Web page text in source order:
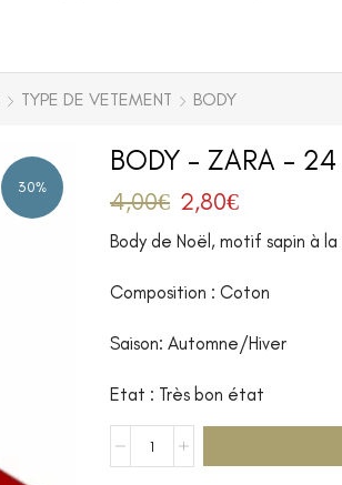
TYPE DE VETEMENT BODY
30%
BODY – ZARA –
4,00€ 2,80€
Body de Noël, motif sapin à
Composition : Coton
Saison: Automne/Hiver
Etat : Très bon état